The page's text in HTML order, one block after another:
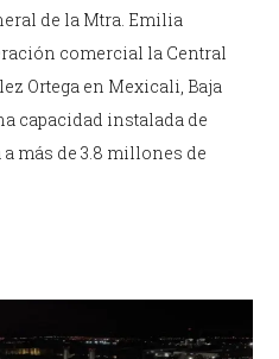
de la Mtra. Emilia
comercial la Central
Ortega en Mexicali, Baja
capacidad instalada de
a más de 3.8 millones de